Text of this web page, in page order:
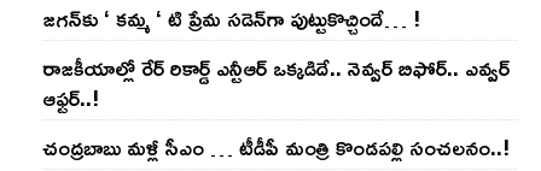
జ‌గ‌న్‌కు ‘ క‌మ్మ ‘ టి ప్రేమ స‌డెన్‌గా పుట్టుకొచ్చిందే… !
రాజ‌కీయాల్లో రేర్ రికార్డ్ ఎన్టీఆర్ ఒక్క‌డిదే.. నెవ్వ‌ర్ బిఫోర్‌.. ఎవ్వ‌ర్
ఆఫ్ట‌ర్‌..!
చంద్ర‌బాబు మ‌ళ్లీ సీఎం … టీడీపీ మంత్రి కొండ‌ప‌ల్లి సంచ‌ల‌నం..!